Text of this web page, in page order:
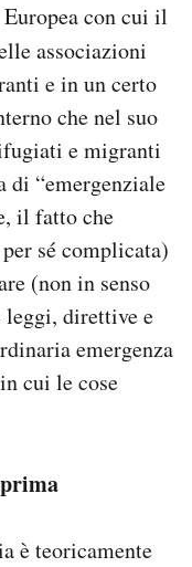
con cui il
associazioni
e in un certo
che nel suo
e migranti
di “emergenziale
il fatto che
sé complicata)
(non in senso
leggi, direttive e
emergenza
cui le cose
è teoricamente